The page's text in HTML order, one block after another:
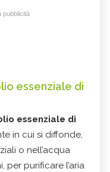
pubblicità
essenziale di
essenziale di
in cui si diffonde,
o nell’acqua
per purificare l’aria